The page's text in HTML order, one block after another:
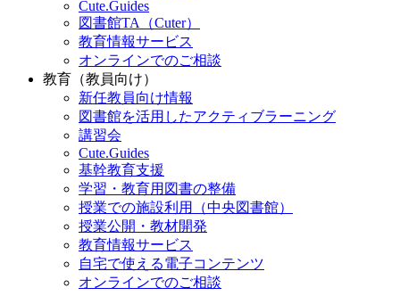
Cute.Guides
図書館TA（Cuter）
教育情報サービス
オンラインでのご相談
教育（教員向け）
新任教員向け情報
図書館を活用したアクティブラーニング
講習会
Cute.Guides
基幹教育支援
学習・教育用図書の整備
授業での施設利用（中央図書館）
授業公開・教材開発
教育情報サービス
自宅で使える電子コンテンツ
オンラインでのご相談